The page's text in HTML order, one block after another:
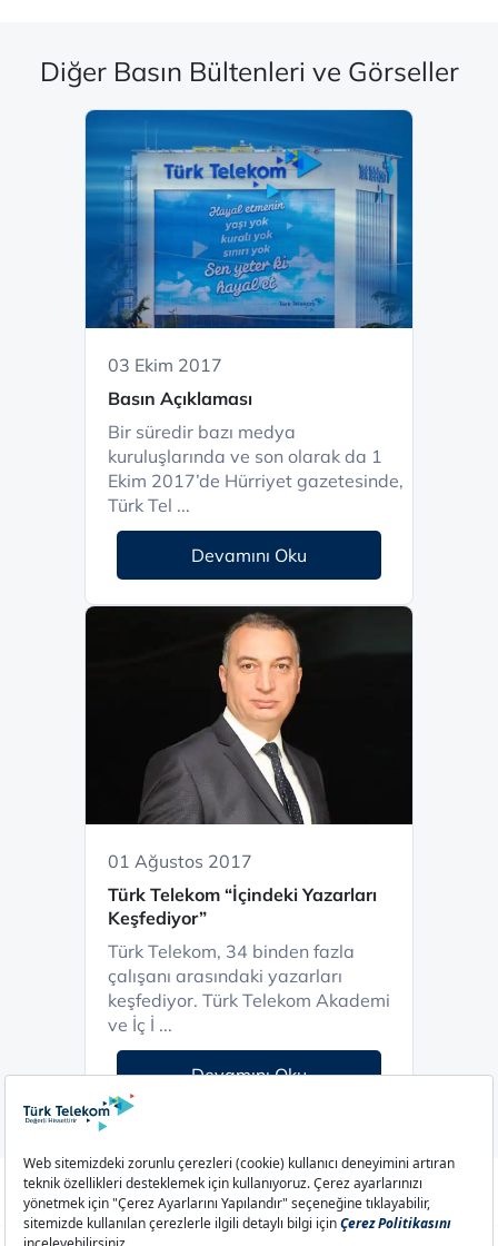
Diğer Basın Bültenleri ve Görseller
03 Ekim 2017
Basın Açıklaması
Bir süredir bazı medya
kuruluşlarında ve son olarak da 1
Ekim 2017’de Hürriyet gazetesinde,
Türk Tel ...
Devamını Oku
01 Ağustos 2017
Türk Telekom “İçindeki Yazarları
Keşfediyor”
Türk Telekom, 34 binden fazla
çalışanı arasındaki yazarları
keşfediyor. Türk Telekom Akademi
ve İç İ ...
Devamını Oku